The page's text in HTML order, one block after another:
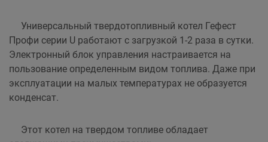
Универсальный твердотопливный котел Гефест
Профи серии U работают с загрузкой 1-2 раза в сутки.
Электронный блок управления настраивается на
пользование определенным видом топлива. Даже при
эксплуатации на малых температурах не образуется
конденсат.
Этот котел на твердом топливе обладает